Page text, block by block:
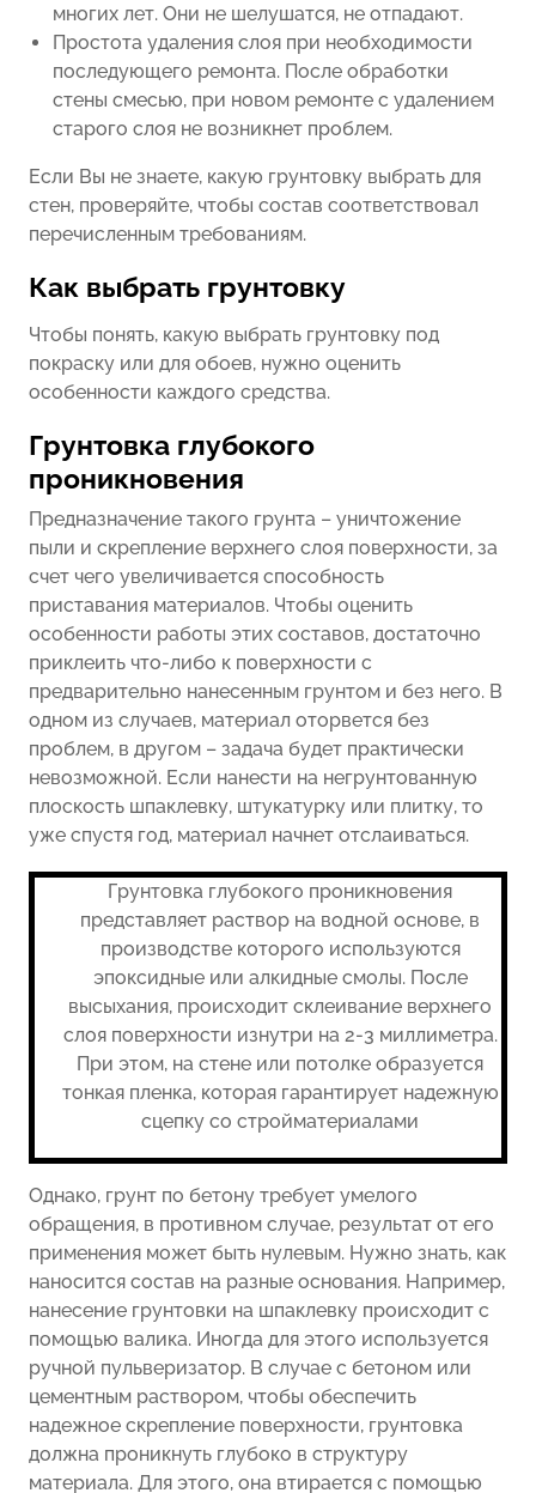
многих лет. Они не шелушатся, не отпадают.
Простота удаления слоя при необходимости
последующего ремонта. После обработки
стены смесью, при новом ремонте с удалением
старого слоя не возникнет проблем.
Если Вы не знаете, какую грунтовку выбрать для
стен, проверяйте, чтобы состав соответствовал
перечисленным требованиям.
Как выбрать грунтовку
Чтобы понять, какую выбрать грунтовку под
покраску или для обоев, нужно оценить
особенности каждого средства.
Грунтовка глубокого
проникновения
Предназначение такого грунта – уничтожение
пыли и скрепление верхнего слоя поверхности, за
счет чего увеличивается способность
приставания материалов. Чтобы оценить
особенности работы этих составов, достаточно
приклеить что-либо к поверхности с
предварительно нанесенным грунтом и без него. В
одном из случаев, материал оторвется без
проблем, в другом – задача будет практически
невозможной. Если нанести на негрунтованную
плоскость шпаклевку, штукатурку или плитку, то
уже спустя год, материал начнет отслаиваться.
Грунтовка глубокого проникновения
представляет раствор на водной основе, в
производстве которого используются
эпоксидные или алкидные смолы. После
высыхания, происходит склеивание верхнего
слоя поверхности изнутри на 2-3 миллиметра.
При этом, на стене или потолке образуется
тонкая пленка, которая гарантирует надежную
сцепку со стройматериалами
Однако, грунт по бетону требует умелого
обращения, в противном случае, результат от его
применения может быть нулевым. Нужно знать, как
наносится состав на разные основания. Например,
нанесение грунтовки на шпаклевку происходит с
помощью валика. Иногда для этого используется
ручной пульверизатор. В случае с бетоном или
цементным раствором, чтобы обеспечить
надежное скрепление поверхности, грунтовка
должна проникнуть глубоко в структуру
материала. Для этого, она втирается с помощью